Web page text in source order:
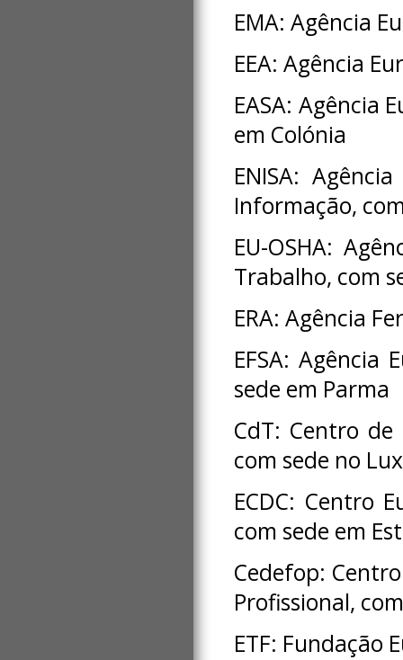
EMA: Agência
EEA: Agência
EASA: Agência
em Colónia
ENISA:
Informação,
EU-OSHA:
Trabalho, com
ERA: Agência
EFSA: Agência
sede em Parma
CdT: Centro
com sede no
ECDC: Centro
com sede em
Cedefop:
Profissional,
ETF: Fundação